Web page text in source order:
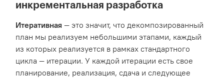
инкрементальная разработка
Итеративная— это значит, что декомпозированный
план мы реализуем небольшими этапами, каждый
из которых реализуется в рамках стандартного
цикла — итерации. У каждой итерации есть свое
планирование, реализация, сдача и следующее